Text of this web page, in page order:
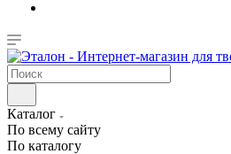
Каталог
По всему сайту
По каталогу